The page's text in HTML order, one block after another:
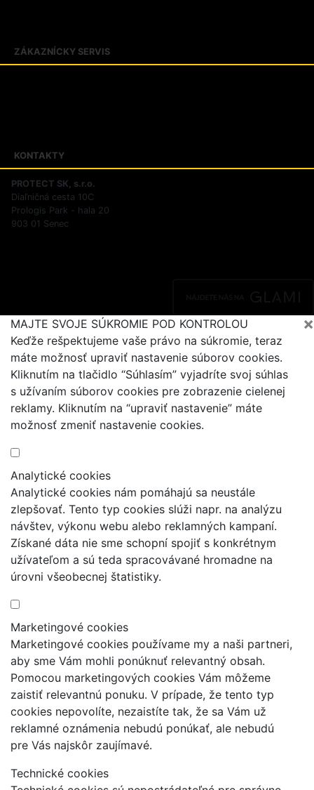
ZÁKAZNÍCKY SERVIS
KONTAKTY
PROTECT SK, s.r.o.
Diaľničná cesta 10C
Prologis Park - hala 20
903 01 Senec
×
MAJTE SVOJE SÚKROMIE POD KONTROLOU
Keďže rešpektujeme vaše právo na súkromie, teraz
máte možnosť upraviť nastavenie súborov cookies.
Kliknutím na tlačidlo “Súhlasím” vyjadríte svoj súhlas
s užívaním súborov cookies pre zobrazenie cielenej
reklamy. Kliknutím na “upraviť nastavenie” máte
možnosť zmeniť nastavenie cookies.
Analytické cookies
Analytické cookies nám pomáhajú sa neustále
zlepšovať. Tento typ cookies slúži napr. na analýzu
návštev, výkonu webu alebo reklamných kampaní.
Získané dáta nie sme schopní spojiť s konkrétnym
užívateľom a sú teda spracovávané hromadne na
úrovni všeobecnej štatistiky.
Marketingové cookies
Marketingové cookies používame my a naši partneri,
aby sme Vám mohli ponúknuť relevantný obsah.
Pomocou marketingových cookies Vám môžeme
zaistiť relevantnú ponuku. V prípade, že tento typ
cookies nepovolíte, nezaistíte tak, že sa Vám už
reklamné oznámenia nebudú ponúkať, ale nebudú
pre Vás najskôr zaujímavé.
Technické cookies